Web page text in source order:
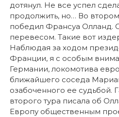
дотянул. Не все успел
продолжить, но… Во
победил Франсуа Олланд.
перевесом. Такие вот
Наблюдая за ходом
Франции, я с особым
Германии, локомотива
ближайшего соседа
озабоченного ее судьбой.
второго тура писала об
Европу общественным